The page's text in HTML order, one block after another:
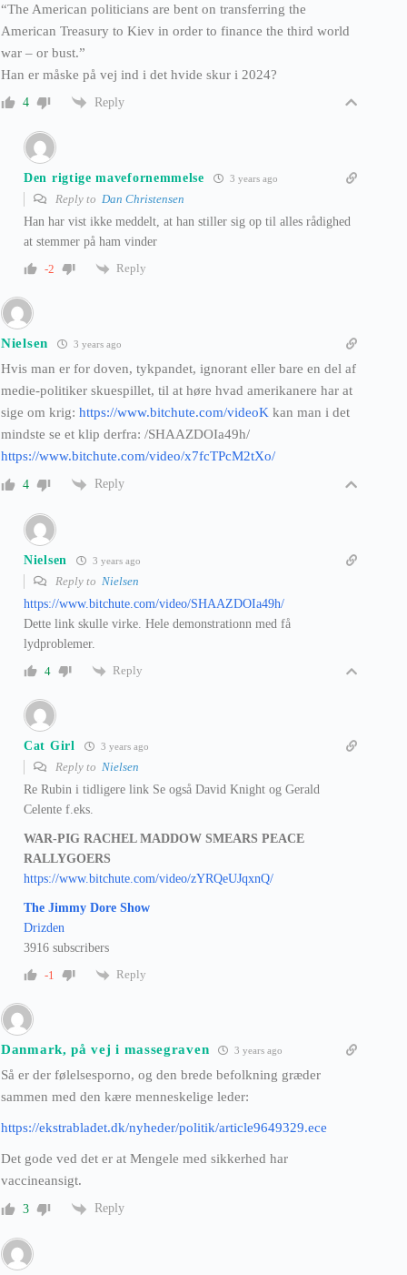
“The American politicians are bent on transferring the
American Treasury to Kiev in order to finance the third world
war – or bust.”
Han er måske på vej ind i det hvide skur i 2024?
4 Reply
Den rigtige mavefornemmelse 3 years ago
Reply to Dan Christensen
Han har vist ikke meddelt, at han stiller sig op til alles rådighed
at stemmer på ham vinder
-2
Reply
Nielsen 3 years ago
Hvis man er for doven, tykpandet, ignorant eller bare en del af
medie-politiker skuespillet, til at høre hvad amerikanere har at
sige om krig: https://www.bitchute.com/videoK kan man i det
mindste se et klip derfra: /SHAAZDOIa49h/
https://www.bitchute.com/video/x7fcTPcM2tXo/
4 Reply
Nielsen 3 years ago
Reply to Nielsen
https://www.bitchute.com/video/SHAAZDOIa49h/
Dette link skulle virke. Hele demonstrationn med få
lydproblemer.
4
Reply
Cat Girl 3 years ago
Reply to Nielsen
Re Rubin i tidligere link Se også David Knight og Gerald
Celente f.eks.
WAR-PIG RACHEL MADDOW SMEARS PEACE
RALLYGOERS
https://www.bitchute.com/video/zYRQeUJqxnQ/
The Jimmy Dore Show
Drizden
3916 subscribers
-1
Reply
Danmark, på vej i massegraven 3 years ago
Så er der følelsesporno, og den brede befolkning græder
sammen med den kære menneskelige leder:
https://ekstrabladet.dk/nyheder/politik/article9649329.ece
Det gode ved det er at Mengele med sikkerhed har
vaccineansigt.
3 Reply